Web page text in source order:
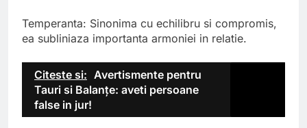
Temperanta: Sinonima cu echilibru si compromis,
ea subliniaza importanta armoniei in relatie.
Citeste si: Avertismente pentru
Tauri si Balanțe: aveti persoane
false in jur!